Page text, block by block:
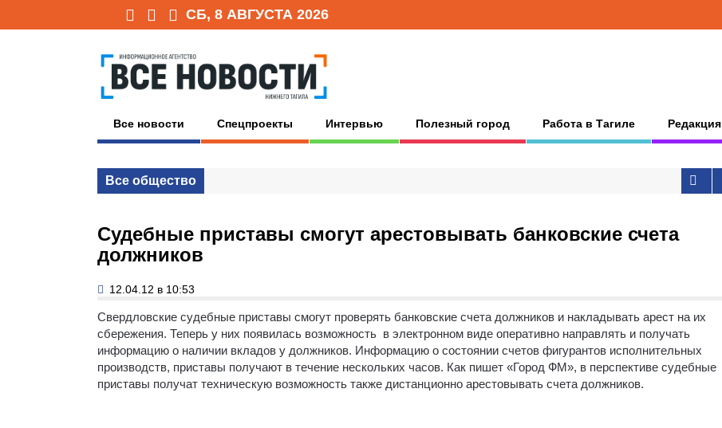
СБ, 8 АВГУСТА 2026
Все новости Спецпроекты Интервью Полезный город Работа в Тагиле Редакция
Все общество
Судебные приставы смогут арестовывать банковские счета
должников
12.04.12 в 10:53
Свердловские судебные приставы смогут проверять банковские счета должников и накладывать арест на их
сбережения. Теперь у них появилась возможность в электронном виде оперативно направлять и получать
информацию о наличии вкладов у должников. Информацию о состоянии счетов фигурантов исполнительных
производств, приставы получают в течение нескольких часов. Как пишет «Город ФМ», в перспективе судебные
приставы получат техническую возможность также дистанционно арестовывать счета должников.